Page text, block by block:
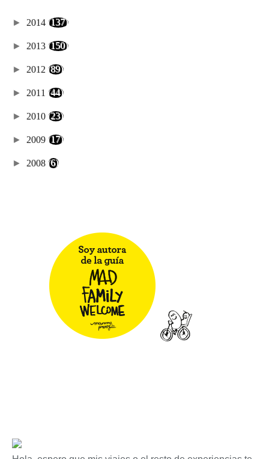
► 2014 (137)
► 2013 (150)
► 2012 (89)
► 2011 (44)
► 2010 (23)
► 2009 (17)
► 2008 (6)